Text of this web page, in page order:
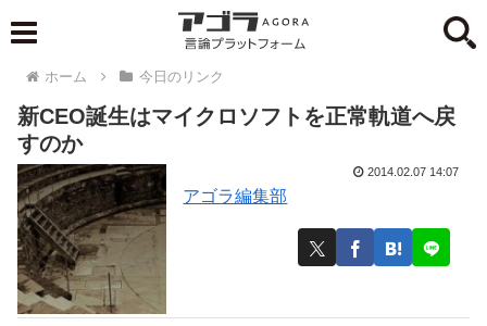
ホーム 今日のリンク
新CEO誕生はマイクロソフトを正常軌道へ戻
すのか
アゴラ編集部
2014.02.07 14:07